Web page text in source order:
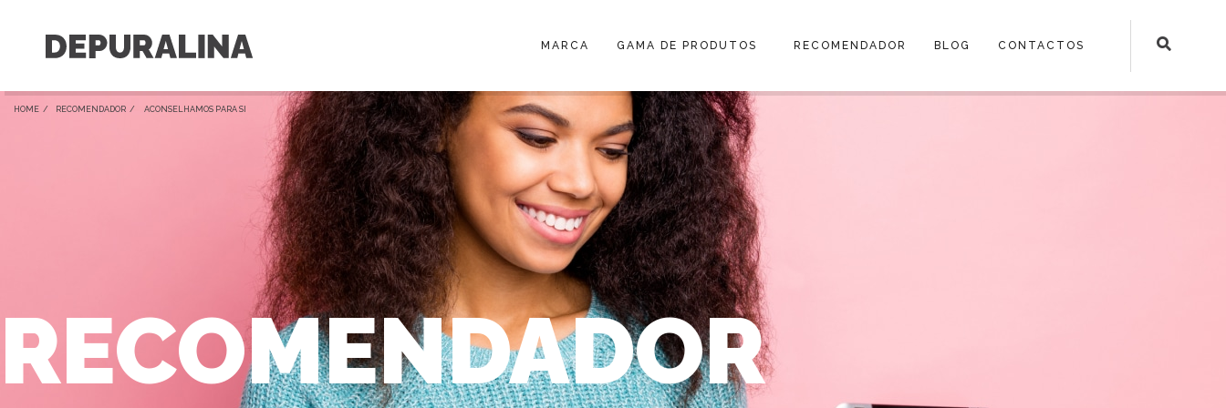
MARCA GAMA DE PRODUTOS RECOMENDADOR BLOG CONTACTOS
HOME / RECOMENDADOR / ACONSELHAMOS PARA SI
RECOMENDADOR